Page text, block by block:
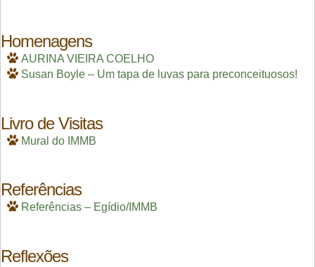
Homenagens
AURINA VIEIRA COELHO
Susan Boyle – Um tapa de luvas para preconceituosos!
Livro de Visitas
Mural do IMMB
Referências
Referências – Egídio/IMMB
Reflexões